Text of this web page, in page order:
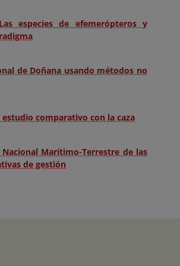
especies de efemerópteros y
de Doñana usando métodos no
comparativo con la caza
Marítimo-Terrestre de las
de gestión